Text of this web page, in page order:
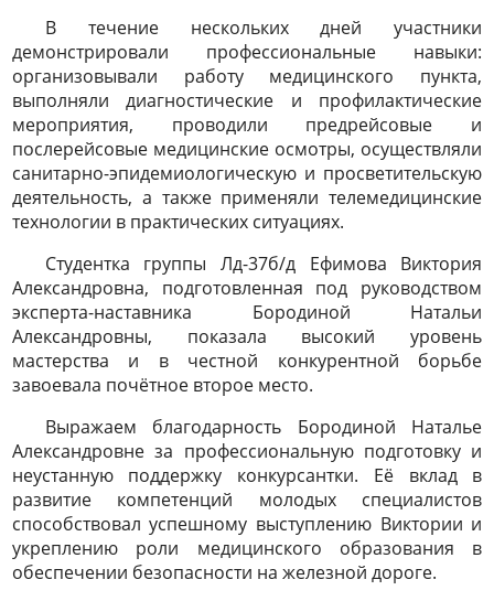
В течение нескольких дней участники
демонстрировали профессиональные навыки:
организовывали работу медицинского пункта,
выполняли диагностические и профилактические
мероприятия, проводили предрейсовые и
послерейсовые медицинские осмотры, осуществляли
санитарно-эпидемиологическую и просветительскую
деятельность, а также применяли телемедицинские
технологии в практических ситуациях.
Студентка группы Лд-37б/д Ефимова Виктория
Александровна, подготовленная под руководством
эксперта-наставника Бородиной Натальи
Александровны, показала высокий уровень
мастерства и в честной конкурентной борьбе
завоевала почётное второе место.
Выражаем благодарность Бородиной Наталье
Александровне за профессиональную подготовку и
неустанную поддержку конкурсантки. Её вклад в
развитие компетенций молодых специалистов
способствовал успешному выступлению Виктории и
укреплению роли медицинского образования в
обеспечении безопасности на железной дороге.